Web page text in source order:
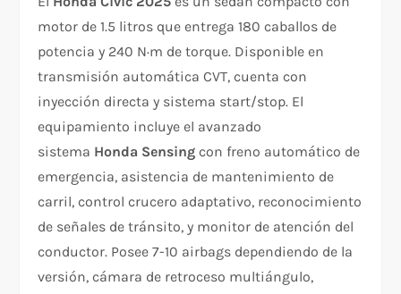
motor de 1.5 litros que entrega 180 caballos de
potencia y 240 N·m de torque. Disponible en
transmisión automática CVT, cuenta con
inyección directa y sistema start/stop. El
equipamiento incluye el avanzado
sistema Honda Sensing con freno automático de
emergencia, asistencia de mantenimiento de
carril, control crucero adaptativo, reconocimiento
de señales de tránsito, y monitor de atención del
conductor. Posee 7-10 airbags dependiendo de la
versión, cámara de retroceso multiángulo,